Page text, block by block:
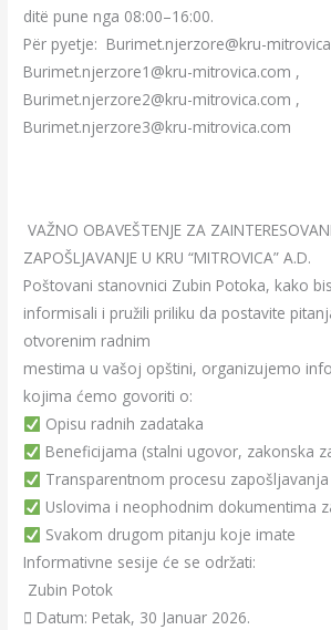
ditë pune nga 08:00–16:00.
Për pyetje: Burimet.njerzore@kru-
Burimet.njerzore1@kru-mitrovica.com ,
Burimet.njerzore2@kru-mitrovica.com ,
Burimet.njerzore3@kru-mitrovica.com
VAŽNO OBAVEŠTENJE ZA
ZAPOŠLJAVANJE U KRU “MITROVICA” A.D.
Poštovani stanovnici Zubin Potoka, kako
informisali i pružili priliku da postavite
otvorenim radnim
mestima u vašoj opštini, organizujemo
kojima ćemo govoriti o:
Opisu radnih zadataka
Beneficijama (stalni ugovor, zakonska
Transparentnom procesu zapošljavanja
Uslovima i neophodnim dokumentima
Svakom drugom pitanju koje imate
Informativne sesije će se održati:
Zubin Potok
 Datum: Petak, 30 Januar 2026.